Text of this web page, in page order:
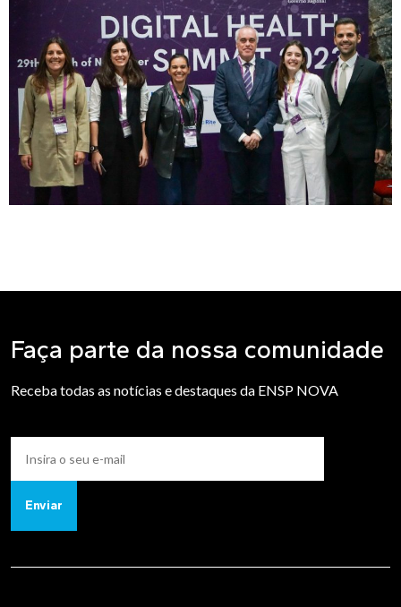
Faça parte da nossa comunidade
Receba todas as notícias e destaques da ENSP NOVA
Enviar